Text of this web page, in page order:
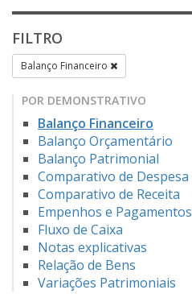
FILTRO
Balanço Financeiro
POR DEMONSTRATIVO
Balanço Financeiro
Balanço Orçamentário
Balanço Patrimonial
Comparativo de Despesa
Comparativo de Receita
Empenhos e Pagamentos
Fluxo de Caixa
Notas explicativas
Relação de Bens
Variações Patrimoniais